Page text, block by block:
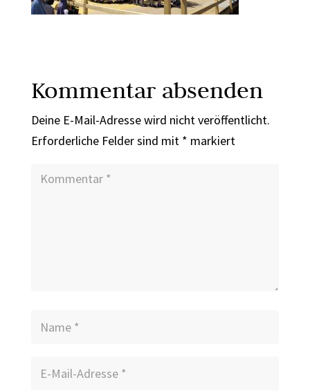
Kommentar absenden
Deine E-Mail-Adresse wird nicht veröffentlicht.
Erforderliche Felder sind mit * markiert